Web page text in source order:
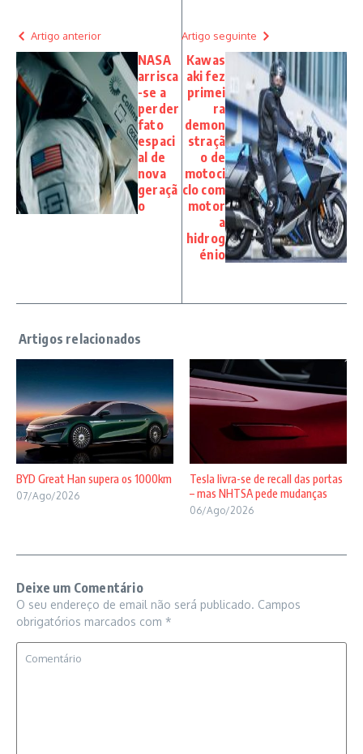
Artigo anterior
NASA
arrisca
-se a
perder
fato
espaci
al de
nova
geraçã
o
Artigo seguinte
Kawas
aki fez
primei
ra
demon
straçã
o de
motoci
clo com
motor
a
hidrog
énio
BYD Great Han supera os 1000km
07/Ago/2026
Tesla livra-se de recall das portas
– mas NHTSA pede mudanças
06/Ago/2026
Deixe um Comentário
O seu endereço de email não será publicado. Campos
obrigatórios marcados com *